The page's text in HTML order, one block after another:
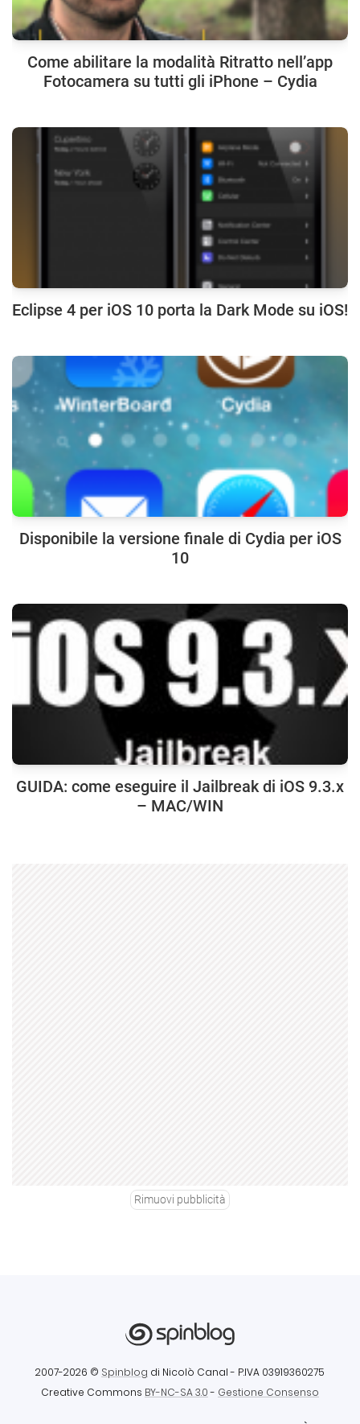
Come abilitare la modalità Ritratto nell’app
Fotocamera su tutti gli iPhone – Cydia
Eclipse 4 per iOS 10 porta la Dark Mode su iOS!
Disponibile la versione finale di Cydia per iOS
10
GUIDA: come eseguire il Jailbreak di iOS 9.3.x
– MAC/WIN
Rimuovi pubblicità
2007-2026 © Spinblog di Nicolò Canal - P.IVA 03919360275
Creative Commons BY-NC-SA 3.0- Gestione Consenso